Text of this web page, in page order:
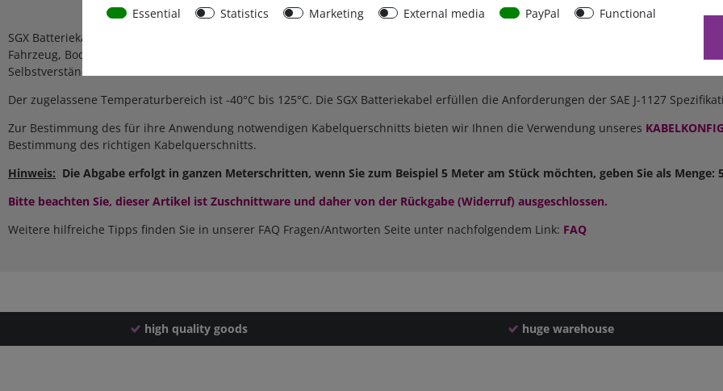
zur sicheren Montage im Fahrzeug, Boot, Yacht, Caravan,
SGX Batteriekabel sollten überall dort eingesetzt werden wo hohe Anforderungen an Sicherheit, Beständigkeit gegen Verschleiß,
Fahrzeug, Boot, LKW usw. konzipiert und zugelassen. Es kann zur Verkabelung von Wechselrichtern zur Batterie, als
Selbstverständlich kann es auch als Starterkabel verwendet werden.
Der zugelassene Temperaturbereich ist -40°C bis 125°C. Die SGX Batteriekabel erfüllen die Anforderungen der SAE J-1127
Zur Bestimmung des für ihre Anwendung notwendigen Kabelquerschnitts bieten wir Ihnen die Verwendung unseres
Bestimmung des richtigen Kabelquerschnitts.
Hinweis: Die Abgabe erfolgt in ganzen Meterschritten, wenn Sie zum Beispiel 5 Meter am Stück möchten, geben Sie als Menge:
Bitte beachten Sie, dieser Artikel ist Zuschnittware und daher von der Rückgabe (Widerruf) ausgeschlossen.
Weitere hilfreiche Tipps finden Sie in unserer FAQ Fragen/Antworten Seite unter nachfolgendem Link: FAQ
high quality goods huge warehouse
Essential Statistics Marketing External media PayPal
Functional